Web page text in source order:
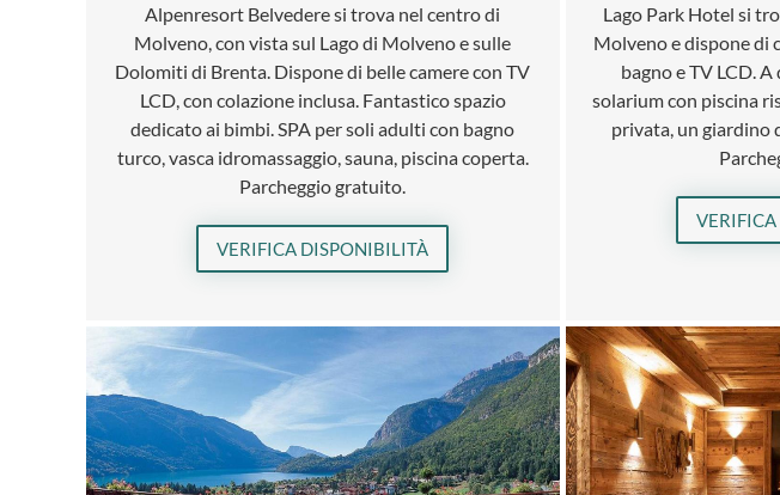
Alpenresort Belvedere si trova nel centro di
Molveno, con vista sul Lago di Molveno e sulle
Dolomiti di Brenta. Dispone di belle camere con TV
LCD, con colazione inclusa. Fantastico spazio
dedicato ai bimbi. SPA per soli adulti con bagno
turco, vasca idromassaggio, sauna, piscina coperta.
Parcheggio gratuito.
VERIFICA DISPONIBILITÀ
Lago Park Hotel si
Molveno e dispone di
bagno e TV LCD.
solarium con piscina
privata, un giardino